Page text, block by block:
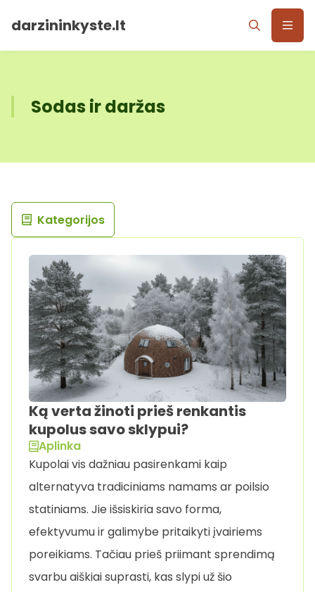
darzininkyste.lt
Sodas ir daržas
Ką verta žinoti prieš renkantis
kupolus savo sklypui?
Aplinka
Kupolai vis dažniau pasirenkami kaip
alternatyva tradiciniams namams ar poilsio
statiniams. Jie išsiskiria savo forma,
efektyvumu ir galimybe pritaikyti įvairiems
poreikiams. Tačiau prieš priimant sprendimą
svarbu aiškiai suprasti, kas slypi už šio
Kategorijos